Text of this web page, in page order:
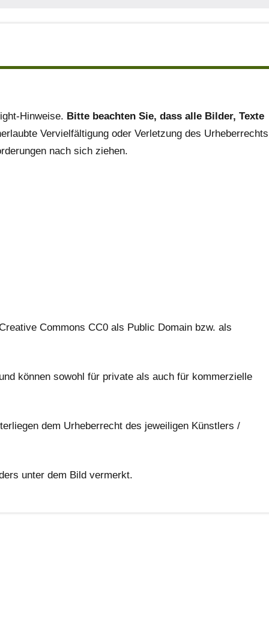
Hinweise. Bitte beachten Sie, dass alle Bilder, Texte
Vervielfältigung oder Verletzung des Urheberrechts
nach sich ziehen.
Commons CC0 als Public Domain bzw. als
können sowohl für private als auch für kommerzielle
dem Urheberrecht des jeweiligen Künstlers /
unter dem Bild vermerkt.